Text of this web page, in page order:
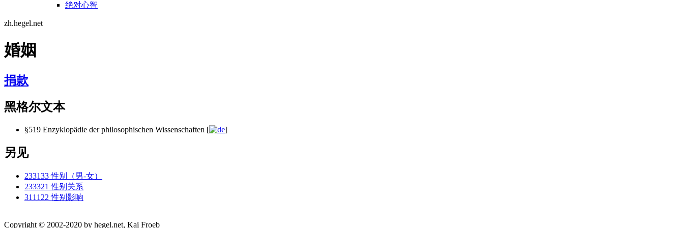
绝对心智
zh.hegel.net
婚姻
捐款
黑格尔文本
§519 Enzyklopädie der philosophischen Wissenschaften [ ]
另见
233133 性别（男-女）
233321 性别关系
311122 性别影响
Copyright © 2002-2020 by hegel.net, Kai Froeb